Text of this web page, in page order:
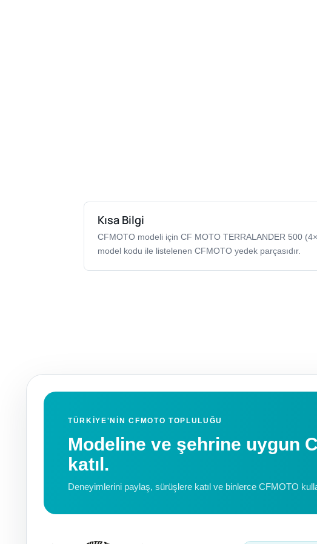
Kısa Bilgi
CFMOTO modeli için CF MOTO TERRALANDER 500
model kodu ile listelenen CFMOTO yedek parçasıdır.
TÜRKIYE'NIN CFMOTO TOPLULUĞU
Modeline ve şehrine uygun
katıl.
Deneyimlerini paylaş, sürüşlere katıl ve binlerce CFMOTO